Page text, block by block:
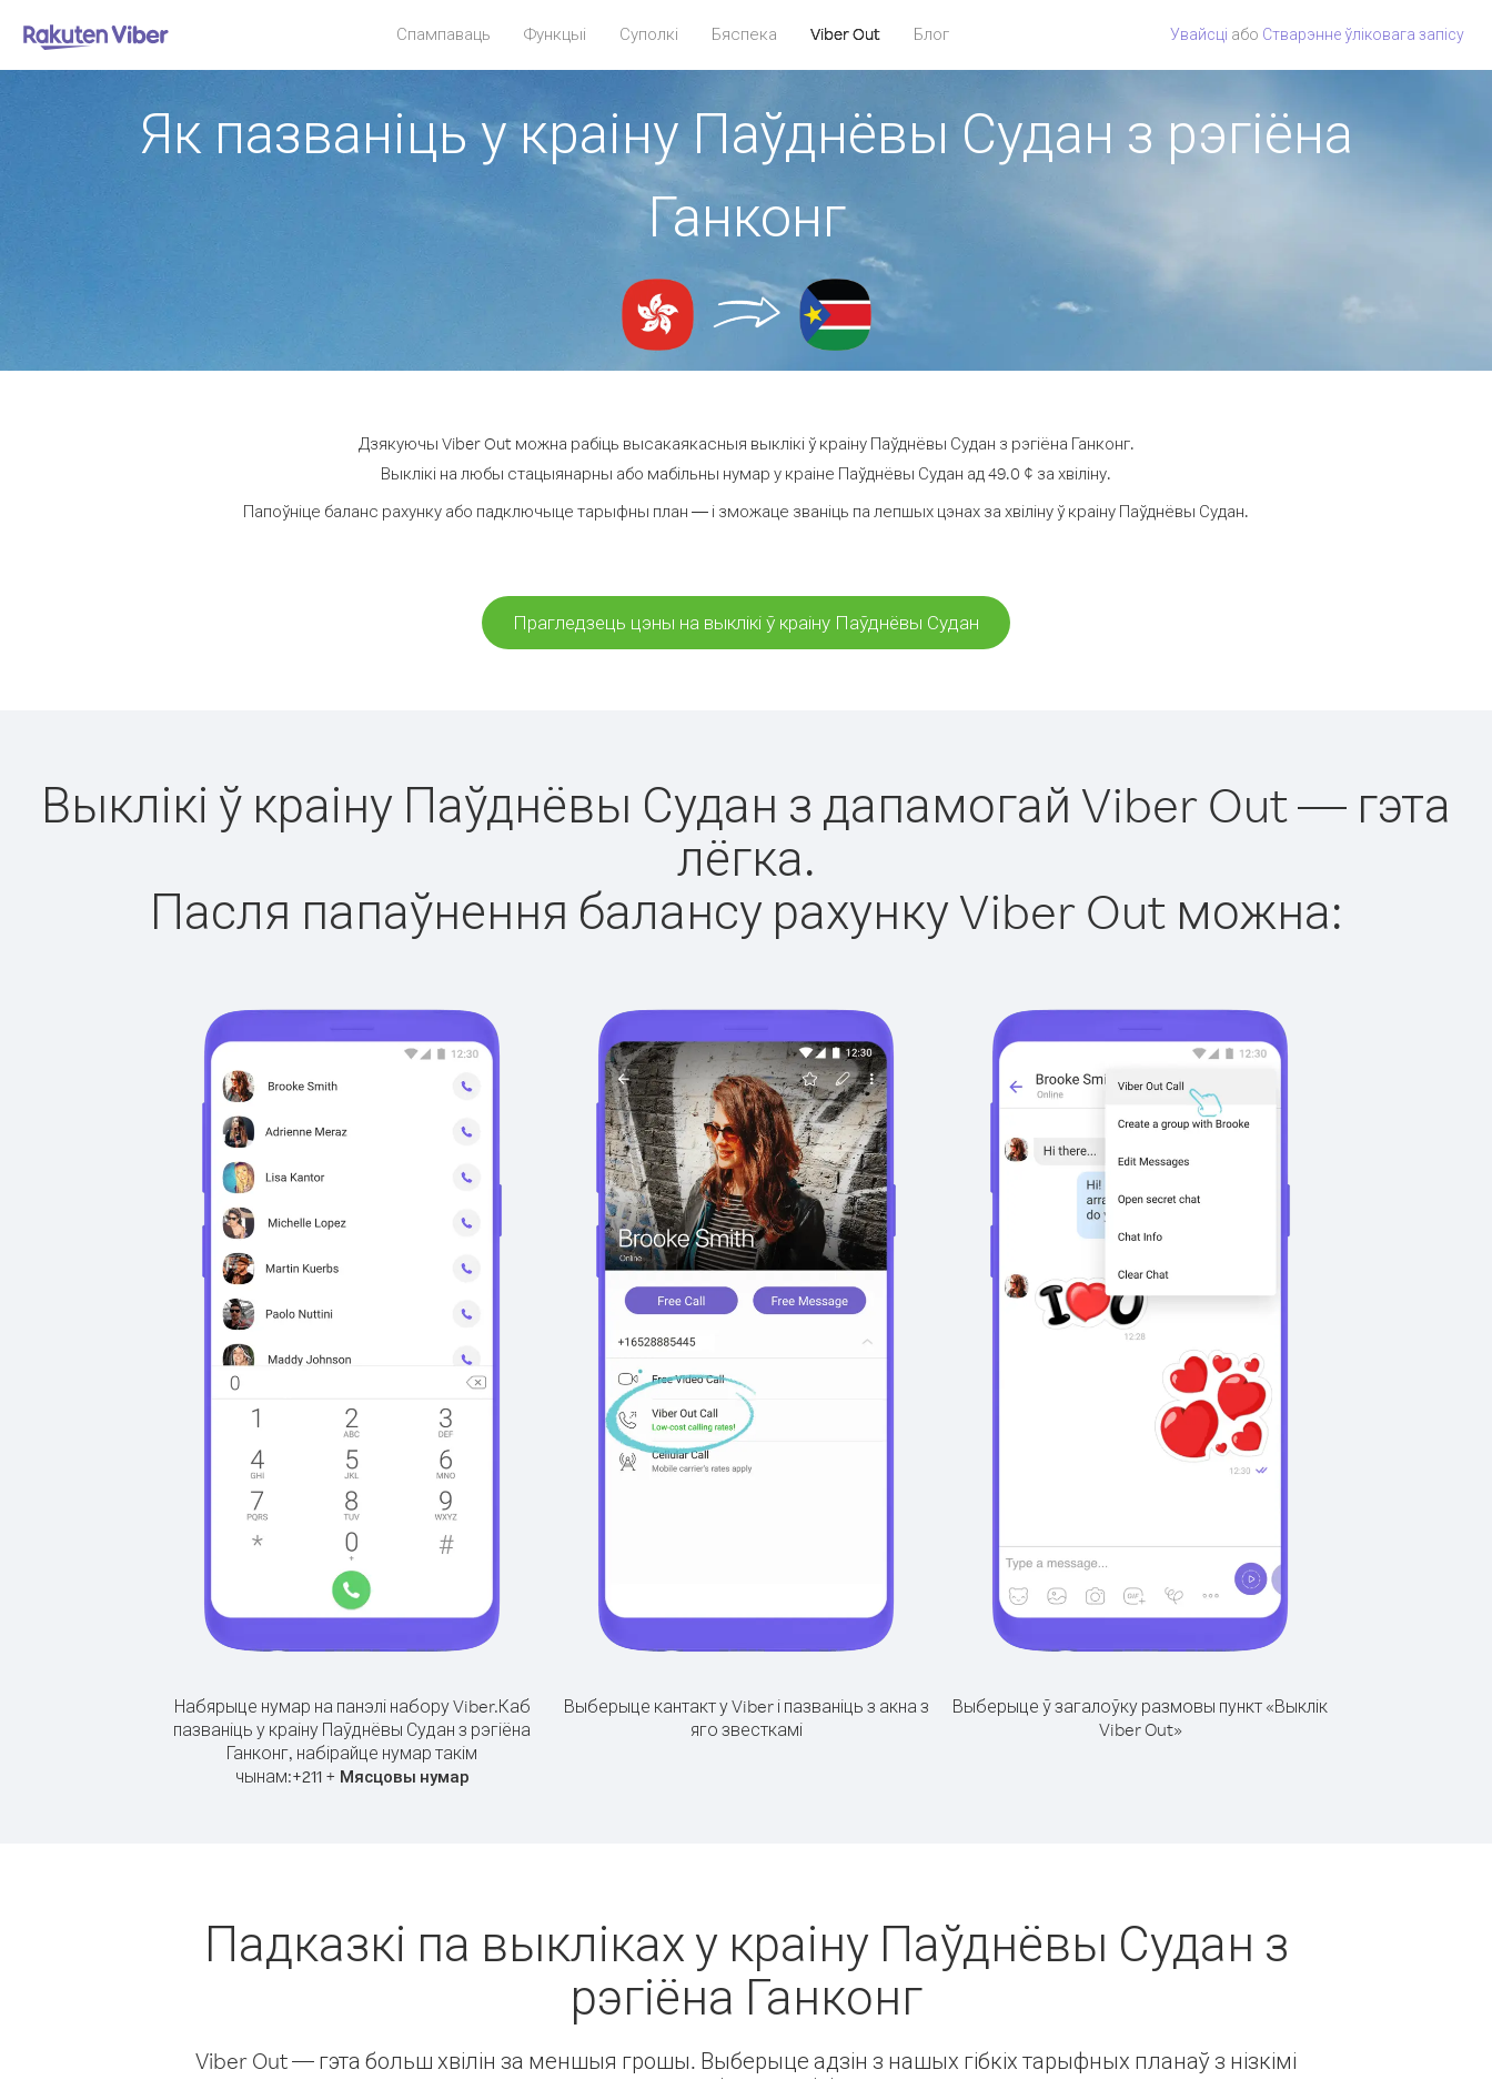
Спампаваць Функцыі Суполкі Бяспека Viber Out Блог Увайсці або Стварэнне ўліковага запісу
Як пазваніць у краіну Паўднёвы Судан з рэгіёна
Ганконг
Дзякуючы Viber Out можна рабіць высакаякасныя выклікі ў краіну Паўднёвы Судан з рэгіёна Ганконг.
Выклікі на любы стацыянарны або мабільны нумар у краіне Паўднёвы Судан ад 49.0 ¢ за хвіліну.
Папоўніце баланс рахунку або падключыце тарыфны план — і зможаце званіць па лепшых цэнах за хвіліну ў краіну Паўднёвы Судан.
Прагледзець цэны на выклікі ў краіну Паўднёвы Судан
Выклікі ў краіну Паўднёвы Судан з дапамогай Viber Out — гэта
лёгка.
Пасля папаўнення балансу рахунку Viber Out можна:
Набярыце нумар на панэлі набору Viber.Каб
пазваніць у краіну Паўднёвы Судан з рэгіёна
Ганконг, набірайце нумар такім
чынам:+211+ Мясцовы нумар
Выберыце кантакт у Viber і пазваніць з акна з
яго звесткамі
Выберыце ў загалоўку размовы пункт «Выклік
Viber Out»
Падказкі па выкліках у краіну Паўднёвы Судан з
рэгіёна Ганконг
Viber Out — гэта больш хвілін за меншыя грошы. Выберыце адзін з нашых гібкіх тарыфных планаў з нізкімі